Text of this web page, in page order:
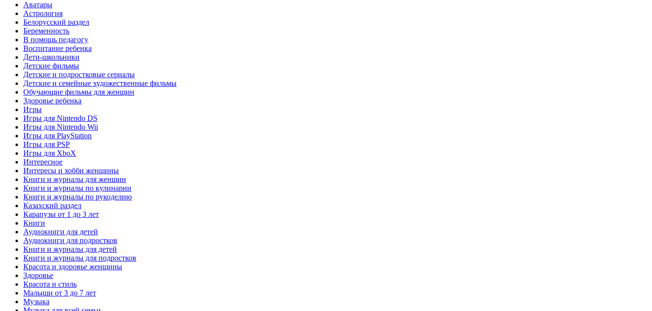
Аватары
Астрология
Белорусский раздел
Беременность
В помощь педагогу
Воспитание ребенка
Дети-школьники
Детские фильмы
Детские и подростковые сериалы
Детские и семейные художественные фильмы
Обучающие фильмы для женщин
Здоровье ребенка
Игры
Игры для Nintendo DS
Игры для Nintendo Wii
Игры для PlayStation
Игры для PSP
Игры для XboX
Интересное
Интересы и хобби женщины
Книги и журналы для женщин
Книги и журналы по кулинарии
Книги и журналы по рукоделию
Казахский раздел
Карапузы от 1 до 3 лет
Книги
Аудиокниги для детей
Аудиокниги для подростков
Книги и журналы для детей
Книги и журналы для подростков
Красота и здоровье женщины
Здоровье
Красота и стиль
Малыши от 3 до 7 лет
Музыка